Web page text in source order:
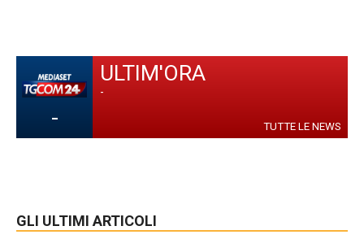
-
ULTIM'ORA
-
TUTTE LE NEWS
GLI ULTIMI ARTICOLI